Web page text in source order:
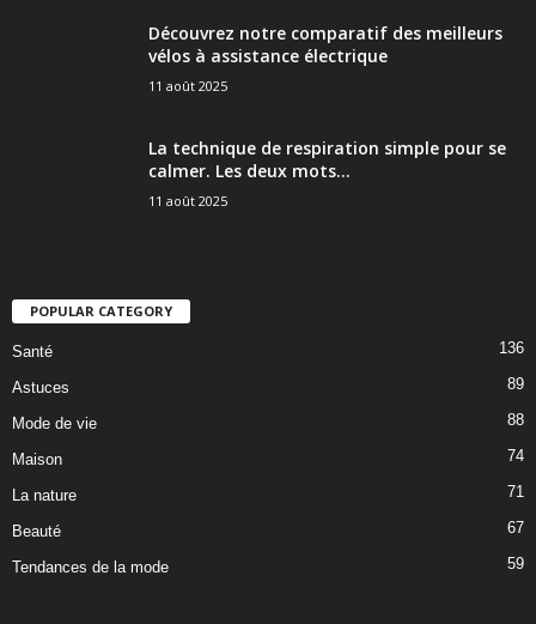
Découvrez notre comparatif des meilleurs
vélos à assistance électrique
11 août 2025
La technique de respiration simple pour se
calmer. Les deux mots...
11 août 2025
POPULAR CATEGORY
Santé 136
Astuces 89
Mode de vie 88
Maison 74
La nature 71
Beauté 67
Tendances de la mode 59